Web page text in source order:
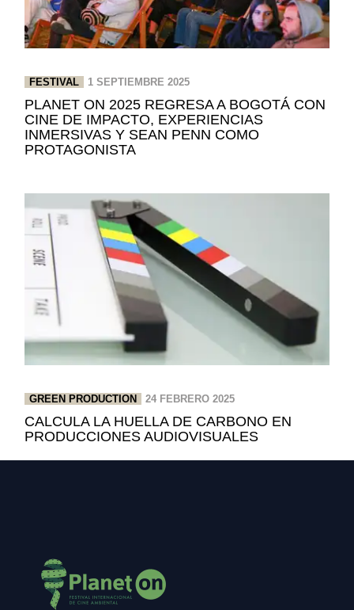
FESTIVAL 1 SEPTIEMBRE 2025
PLANET ON 2025 REGRESA A BOGOTÁ CON
CINE DE IMPACTO, EXPERIENCIAS
INMERSIVAS Y SEAN PENN COMO
PROTAGONISTA
GREEN PRODUCTION 24 FEBRERO 2025
CALCULA LA HUELLA DE CARBONO EN
PRODUCCIONES AUDIOVISUALES